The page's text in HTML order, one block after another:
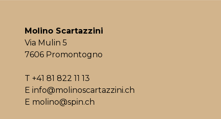
Molino Scartazzini
Via Mulin 5
7606 Promontogno
T +41 81 822 11 13
E info@molinoscartazzini.ch
E molino@spin.ch